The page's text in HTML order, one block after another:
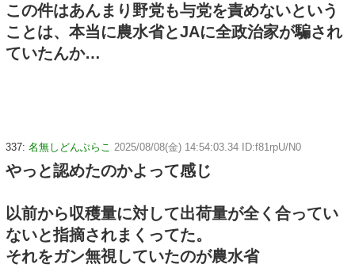
この件はあんまり野党も与党を責めないという
ことは、本当に農水省とJAに全政治家が騙され
ていたんか…
337: 名無しどんぶらこ 2025/08/08(金) 14:54:03.34 ID:f81rpU/N0
やっと認めたのかよって感じ
以前から収穫量に対して出荷量が全く合ってい
ないと指摘されまくってた。
それをガン無視していたのが農水省